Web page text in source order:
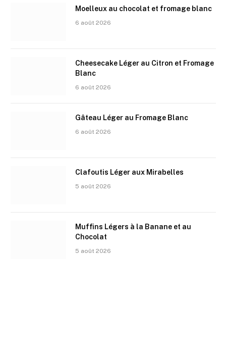
Moelleux au chocolat et fromage blanc
6 août 2026
Cheesecake Léger au Citron et Fromage
Blanc
6 août 2026
Gâteau Léger au Fromage Blanc
6 août 2026
Clafoutis Léger aux Mirabelles
5 août 2026
Muffins Légers à la Banane et au
Chocolat
5 août 2026